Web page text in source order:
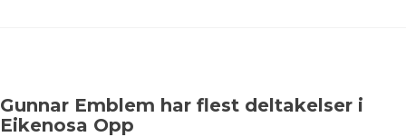
Gunnar Emblem har flest deltakelser i
Eikenosa Opp